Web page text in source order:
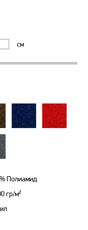
см
Полиамид
гр/м²